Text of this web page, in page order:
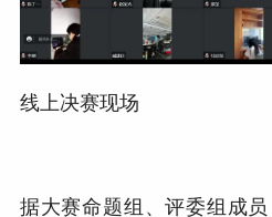
线上决赛现场
据大赛命题组、评委组成